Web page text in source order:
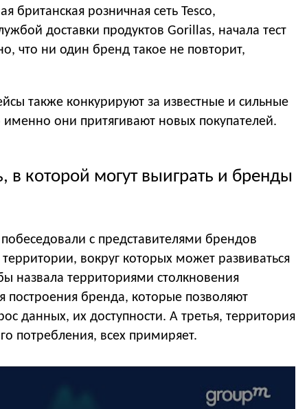
британская розничная сеть Tesco,
доставки продуктов Gorillas, начала тест
что ни один бренд такое не повторит,
также конкурируют за известные и сильные
они притягивают новых покупателей.
в которой могут выиграть и бренды
с представителями брендов
вокруг которых может развиваться
назвала территориями столкновения
построения бренда, которые позволяют
данных, их доступности. А третья, территория
потребления, всех примиряет.